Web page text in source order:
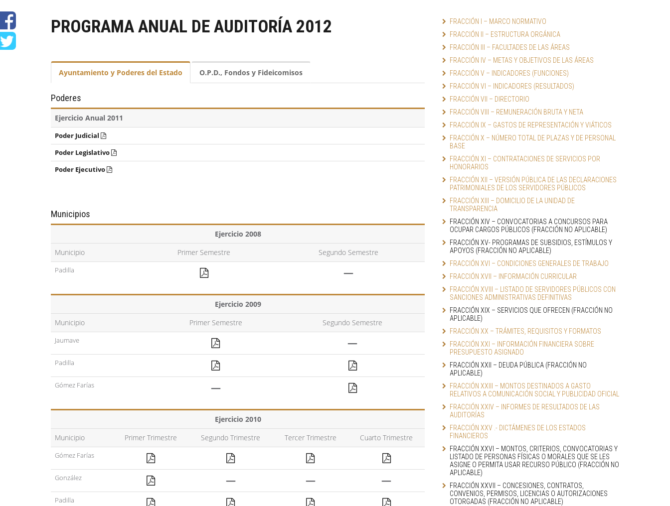
PROGRAMA ANUAL DE AUDITORÍA 2012
Ayuntamiento y Poderes del Estado O.P.D., Fondos y Fideicomisos
Poderes
Ejercicio Anual 2011
Poder Judicial
Poder Legislativo
Poder Ejecutivo
Municipios
Ejercicio 2008
Municipio
Primer Semestre Segundo Semestre
Padilla —
Ejercicio 2009
Municipio
Primer Semestre Segundo Semestre
Jaumave —
Padilla
Gómez Farías —
Ejercicio 2010
Municipio
Primer Trimestre Segundo Trimestre Tercer Trimestre Cuarto Trimestre
Gómez Farías
González — — —
Padilla
FRACCIÓN I – MARCO NORMATIVO
FRACCIÓN II – ESTRUCTURA ORGÁNICA
FRACCIÓN III – FACULTADES DE LAS ÁREAS
FRACCIÓN IV – METAS Y OBJETIVOS DE LAS ÁREAS
FRACCIÓN V – INDICADORES (FUNCIONES)
FRACCIÓN VI – INDICADORES (RESULTADOS)
FRACCIÓN VII – DIRECTORIO
FRACCIÓN VIII – REMUNERACIÓN BRUTA Y NETA
FRACCIÓN IX – GASTOS DE REPRESENTACIÓN Y VIÁTICOS
FRACCIÓN X – NÚMERO TOTAL DE PLAZAS Y DE PERSONAL
BASE
FRACCIÓN XI – CONTRATACIONES DE SERVICIOS POR
HONORARIOS
FRACCIÓN XII – VERSIÓN PÚBLICA DE LAS DECLARACIONES
PATRIMONIALES DE LOS SERVIDORES PÚBLICOS
FRACCIÓN XIII – DOMICILIO DE LA UNIDAD DE
TRANSPARENCIA
FRACCIÓN XIV – CONVOCATORIAS A CONCURSOS PARA
OCUPAR CARGOS PÚBLICOS (FRACCIÓN NO APLICABLE)
FRACCIÓN XV- PROGRAMAS DE SUBSIDIOS, ESTÍMULOS Y
APOYOS (FRACCIÓN NO APLICABLE)
FRACCIÓN XVI – CONDICIONES GENERALES DE TRABAJO
FRACCIÓN XVII – INFORMACIÓN CURRICULAR
FRACCIÓN XVIII – LISTADO DE SERVIDORES PÚBLICOS CON
SANCIONES ADMINISTRATIVAS DEFINITIVAS
FRACCIÓN XIX – SERVICIOS QUE OFRECEN (FRACCIÓN NO
APLICABLE)
FRACCIÓN XX – TRÁMITES, REQUISITOS Y FORMATOS
FRACCIÓN XXI – INFORMACIÓN FINANCIERA SOBRE
PRESUPUESTO ASIGNADO
FRACCIÓN XXII – DEUDA PÚBLICA (FRACCIÓN NO
APLICABLE)
FRACCIÓN XXIII – MONTOS DESTINADOS A GASTO
RELATIVOS A COMUNICACIÓN SOCIAL Y PUBLICIDAD OFICIAL
FRACCIÓN XXIV – INFORMES DE RESULTADOS DE LAS
AUDITORÍAS
FRACCIÓN XXV .- DICTÁMENES DE LOS ESTADOS
FINANCIEROS
FRACCIÓN XXVI – MONTOS, CRITERIOS, CONVOCATORIAS Y
LISTADO DE PERSONAS FÍSICAS O MORALES QUE SE LES
ASIGNE O PERMITA USAR RECURSO PÚBLICO (FRACCIÓN NO
APLICABLE)
FRACCIÓN XXVII – CONCESIONES, CONTRATOS,
CONVENIOS, PERMISOS, LICENCIAS O AUTORIZACIONES
OTORGADAS (FRACCIÓN NO APLICABLE)